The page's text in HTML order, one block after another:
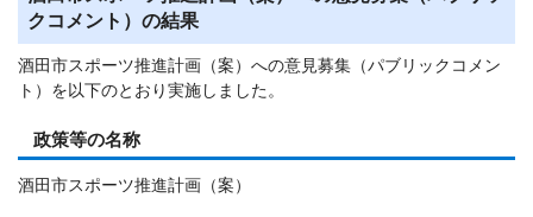
クコメント）の結果
酒田市スポーツ推進計画（案）への意見募集（パブリックコメン
ト）を以下のとおり実施しました。
政策等の名称
酒田市スポーツ推進計画（案）